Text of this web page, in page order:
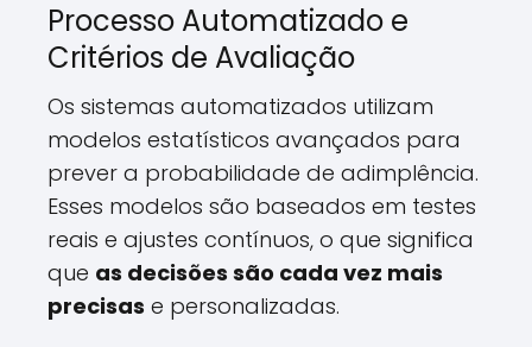
Processo Automatizado e
Critérios de Avaliação
Os sistemas automatizados utilizam
modelos estatísticos avançados para
prever a probabilidade de adimplência.
Esses modelos são baseados em testes
reais e ajustes contínuos, o que significa
que as decisões são cada vez mais
precisas e personalizadas.